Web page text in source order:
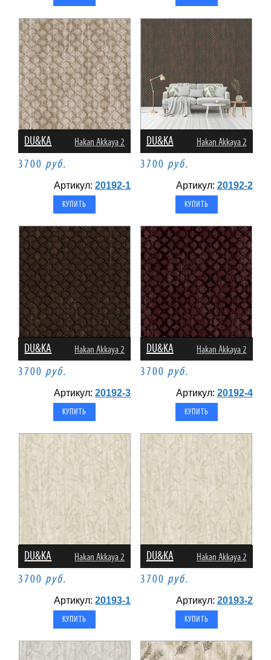
DU&KA Hakan Akkaya 2
3700 руб.
Артикул:20192-1
DU&KA Hakan Akkaya 2
3700 руб.
Артикул: 20192-2
DU&KA Hakan Akkaya 2
3700 руб.
Артикул:20192-3
DU&KA Hakan Akkaya 2
3700 руб.
Артикул: 20192-4
DU&KA Hakan Akkaya 2
3700 руб.
Артикул:20193-1
DU&KA Hakan Akkaya 2
3700 руб.
Артикул: 20193-2